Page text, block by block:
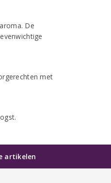
De
met
artikelen